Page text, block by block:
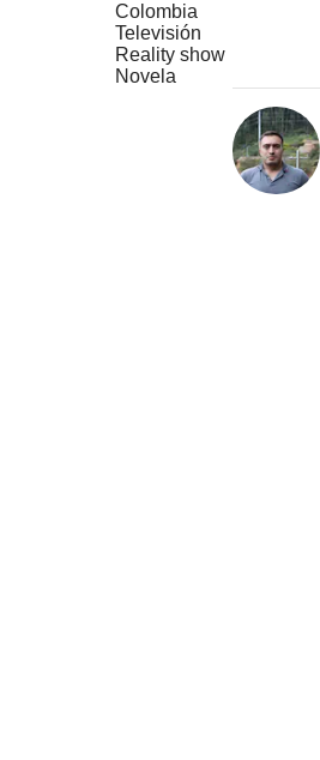
Colombia
Televisión
Reality show
Novela